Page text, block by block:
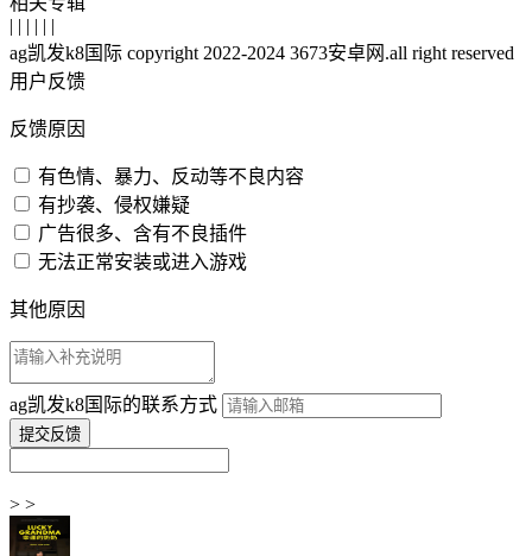
| | | | | |
ag凯发k8国际 copyright 2022-2024 3673安卓网.all right reserved
用户反馈
反馈原因
有色情、暴力、反动等不良内容
有抄袭、侵权嫌疑
广告很多、含有不良插件
无法正常安装或进入游戏
其他原因
ag凯发k8国际的联系方式
> >